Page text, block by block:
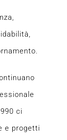
ci
e progetti